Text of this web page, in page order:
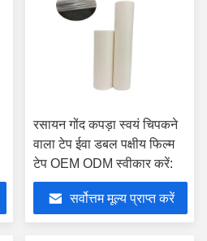
रसायन गोंद कपड़ा स्वयं चिपकने
वाला टेप ईवा डबल पक्षीय फिल्म
टेप OEM ODM स्वीकार करें:
सर्वोत्तम मूल्य प्राप्त करें